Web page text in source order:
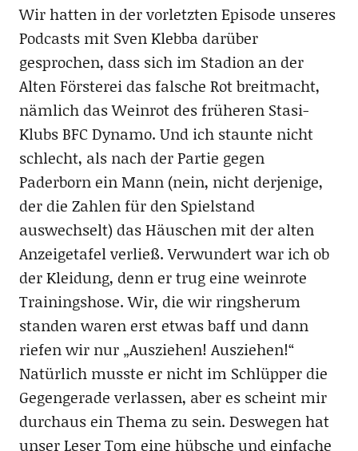
Wir hatten in der vorletzten Episode unseres
Podcasts mit Sven Klebba darüber
gesprochen, dass sich im Stadion an der
Alten Försterei das falsche Rot breitmacht,
nämlich das Weinrot des früheren Stasi-
Klubs BFC Dynamo. Und ich staunte nicht
schlecht, als nach der Partie gegen
Paderborn ein Mann (nein, nicht derjenige,
der die Zahlen für den Spielstand
auswechselt) das Häuschen mit der alten
Anzeigetafel verließ. Verwundert war ich ob
der Kleidung, denn er trug eine weinrote
Trainingshose. Wir, die wir ringsherum
standen waren erst etwas baff und dann
riefen wir nur „Ausziehen! Ausziehen!“
Natürlich musste er nicht im Schlüpper die
Gegengerade verlassen, aber es scheint mir
durchaus ein Thema zu sein. Deswegen hat
unser Leser Tom eine hübsche und einfache